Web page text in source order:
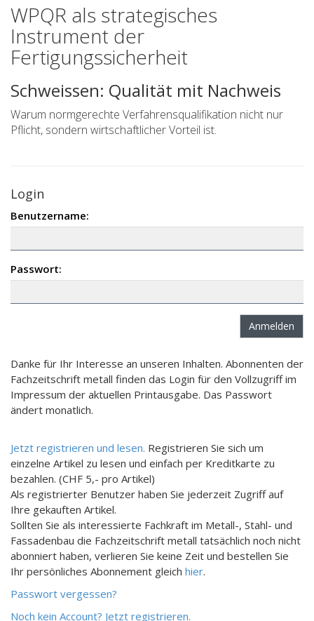
WPQR als strategisches
Instrument der
Fertigungssicherheit
Schweissen: Qualität mit Nachweis
Warum normgerechte Verfahrensqualifikation nicht nur
Pflicht, sondern wirtschaftlicher Vorteil ist.
Login
Benutzername:
Passwort:
Danke für Ihr Interesse an unseren Inhalten. Abonnenten der
Fachzeitschrift metall finden das Login für den Vollzugriff im
Impressum der aktuellen Printausgabe. Das Passwort
ändert monatlich.
Jetzt registrieren und lesen. Registrieren Sie sich um
einzelne Artikel zu lesen und einfach per Kreditkarte zu
bezahlen. (CHF 5,- pro Artikel)
Als registrierter Benutzer haben Sie jederzeit Zugriff auf
Ihre gekauften Artikel.
Sollten Sie als interessierte Fachkraft im Metall-, Stahl- und
Fassadenbau die Fachzeitschrift metall tatsächlich noch nicht
abonniert haben, verlieren Sie keine Zeit und bestellen Sie
Ihr persönliches Abonnement gleich hier.
Passwort vergessen?
Noch kein Account? Jetzt registrieren.